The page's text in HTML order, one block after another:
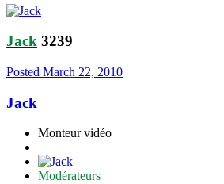
Jack 3239
Posted March 22, 2010
Jack
Monteur vidéo
Modérateurs